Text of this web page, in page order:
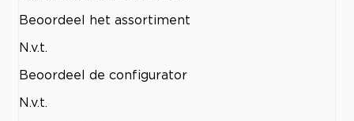
Beoordeel het assortiment
N.v.t.
Beoordeel de configurator
N.v.t.